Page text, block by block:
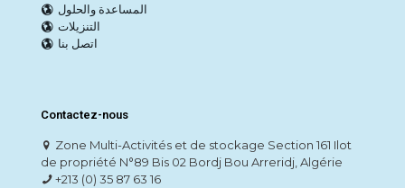
المساعدة والحلول
التنزيلات
اتصل بنا
Contactez-nous
Zone Multi-Activités et de stockage Section 161 Ilot
de propriété N°89 Bis 02 Bordj Bou Arreridj, Algérie
+213 (0) 35 87 63 16